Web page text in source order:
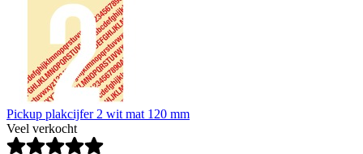
Pickup plakcijfer 2 wit mat 120 mm
Veel verkocht